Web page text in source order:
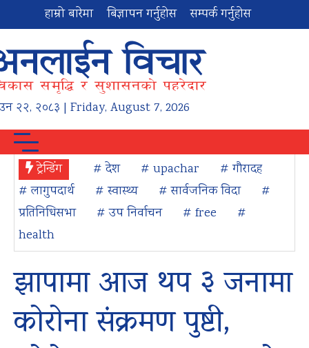
हाम्रो बारेमा बिज्ञापन गर्नुहोस सम्पर्क गर्नुहोस
२२, २०८३ | Friday, August 7, 2026
ट्रेन्डिंग # देश # upachar
# गौरादह
# लागुपदार्थ
# स्वास्थ्य # सार्वजनिक विदा
#
प्रतिनिधिसभा
# उप निर्वाचन # free
#
health
झापामा आज थप ३ जनामा
कोरोना संक्रमण पुष्टी,